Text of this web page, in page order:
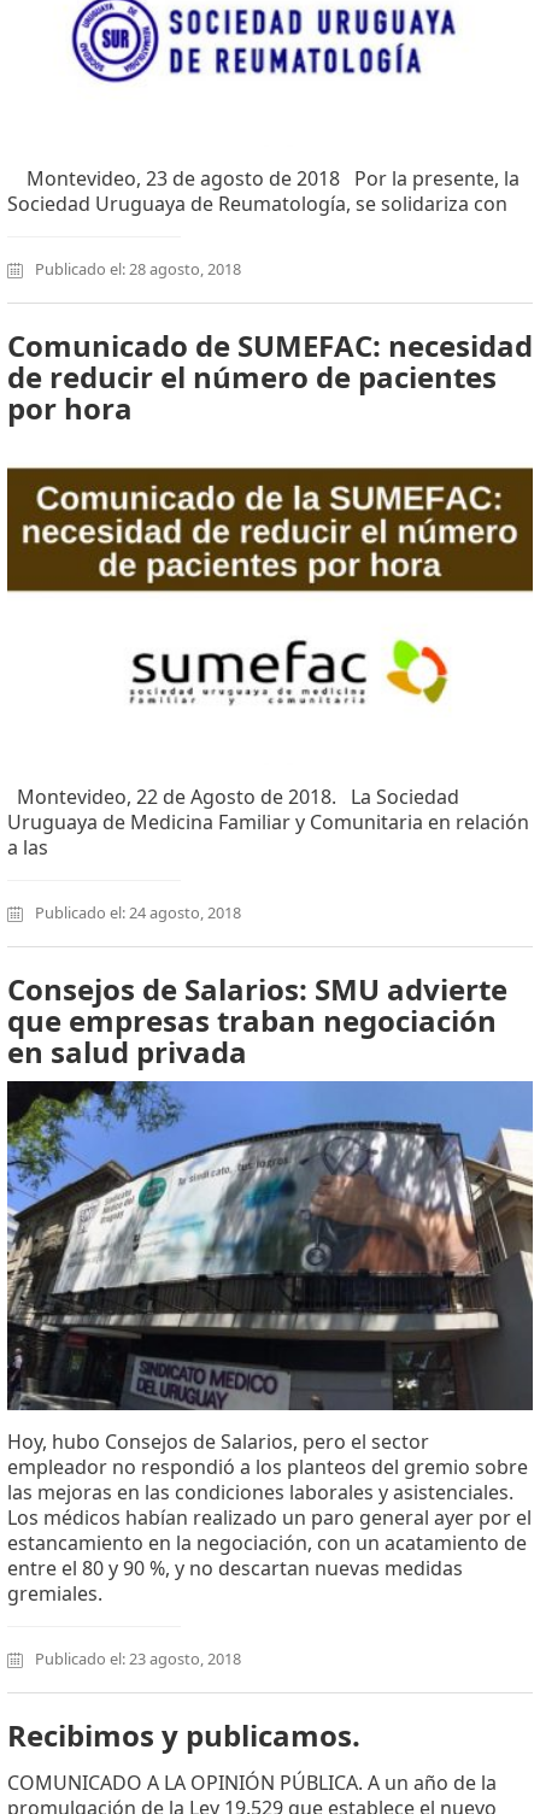
Montevideo, 23 de agosto de 2018 Por la presente, la
Sociedad Uruguaya de Reumatología, se solidariza con
Publicado el: 28 agosto, 2018
Comunicado de SUMEFAC: necesidad
de reducir el número de pacientes
por hora
Montevideo, 22 de Agosto de 2018. La Sociedad
Uruguaya de Medicina Familiar y Comunitaria en relación
a las
Publicado el: 24 agosto, 2018
Consejos de Salarios: SMU advierte
que empresas traban negociación
en salud privada
Hoy, hubo Consejos de Salarios, pero el sector
empleador no respondió a los planteos del gremio sobre
las mejoras en las condiciones laborales y asistenciales.
Los médicos habían realizado un paro general ayer por el
estancamiento en la negociación, con un acatamiento de
entre el 80 y 90 %, y no descartan nuevas medidas
gremiales.
Publicado el: 23 agosto, 2018
Recibimos y publicamos.
COMUNICADO A LA OPINIÓN PÚBLICA. A un año de la
promulgación de la Ley 19.529 que establece el nuevo